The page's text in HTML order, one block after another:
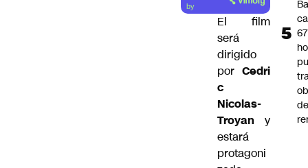
by
El film
será
dirigido
porCedri
c
Nicolas-
Troyany
estará
protagoni
de